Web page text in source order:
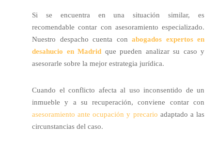
Si se encuentra en una situación similar, es
recomendable contar con asesoramiento especializado.
Nuestro despacho cuenta con abogados expertos en
desahucio en Madrid que pueden analizar su caso y
asesorarle sobre la mejor estrategia jurídica.
Cuando el conflicto afecta al uso inconsentido de un
inmueble y a su recuperación, conviene contar con
asesoramiento ante ocupación y precario adaptado a las
circunstancias del caso.